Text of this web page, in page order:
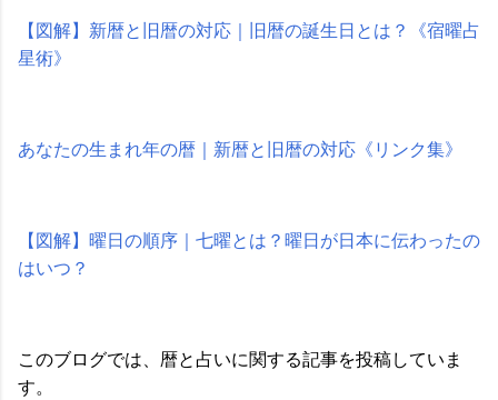
【図解】新暦と旧暦の対応｜旧暦の誕生日とは？《宿曜占
星術》
あなたの生まれ年の暦｜新暦と旧暦の対応《リンク集》
【図解】曜日の順序｜七曜とは？曜日が日本に伝わったの
はいつ？
このブログでは、暦と占いに関する記事を投稿していま
す。